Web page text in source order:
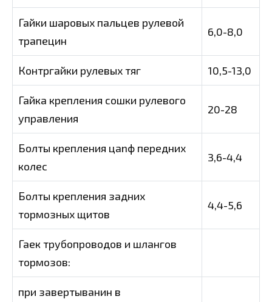
Гайки шаровых пальцев рулевой
трапецин
6,0-8,0
Контргайки рулевых тяг 10,5-13,0
Гайка крепления сошки рулевого
управления
20-28
Болты крепления цanф передних
колес
3,6-4,4
Болты крепления задних
тормозных щитов
4,4-5,6
Гаек трубопроводов и шлангов
тормозов:
при завертыванин в